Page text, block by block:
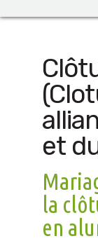
et
la
en